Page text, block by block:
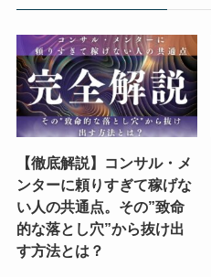
【徹底解説】コンサル・メ
ンターに頼りすぎて稼げな
い人の共通点。その”致命
的な落とし穴”から抜け出
す方法とは？